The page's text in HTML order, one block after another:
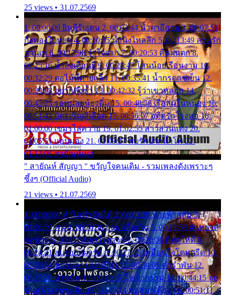
25 views • 31.07.2569
1. 00:00:00 ยินดีรับเดน 2. 00:03:44 น้ำตาอีสาน 3. 00:07:51
กิ่งทองใบหยก 4. 00:10:35 น้ำนิ่งไหลลึก 5. 00:13:49 ลานรัก
ลานเท 6. 00:17:06 จำใจจาก 7. 00:20:53 คืนฝนตก 8.
00:25:16 น้ำลงเดือนยี่ 9. 00:28:47 โสนน้อยเรือนงาม 10.
00:32:29 ตอไม้ที่ตายแล้ว 11. 00:35:41 น้ำกรดแช่เย็น 12.
00:39:08 อยากฟังซ้ำ 13. 00:42:32 รู้ว่าเขาหลอก 14.
00:45:25 รอหน่อยน้องติ๋ม 15. 00:48:56 เรือล่มในหนอง 16.
00:51:43 บัตรเชิญสีเลือด 17. 00:56:07 อดีตรักโรงทอ 18.
01:00:00 เขมรไล่ควาย 19. 01:02:55 สาวสวนแตง 20.
01:05:51 แอบมอง 21. 01:09:27 พบรักปากน้ำโพ 22.
01:13:06 สายัณห์เมา
" สายัณห์ สัญญา " ขวัญใจคนเดิม - รวมเพลงดังเพราะๆ
ซึ้งๆ (Official Audio)
21 views • 21.07.2569
1. 00:00:00 ทำไมทำฉันได้ 2. 00:03:20 นางฟ้าสลัม 3.
00:06:50 คน 4. 00:10:36 บุญเหลือเกิน 5. 00:13:58 ฝนหยาด
สุดท้าย 6. 00:17:30 ยาใจยาจก 7. 00:20:30 คิดดูให้ดี 8.
00:24:21 ลบรอยแผลรัก 9. 00:27:35 เหมือนใจโดนกรีด 10.
00:30:54 ขบวนการเปาเปียว 11. 00:34:05 คำรำพัน 12.
00:37:20 ปาหนัน 13. 00:40:37 ใจเจ้ากรรม 14. 00:44:15 จูบ
ฉันแล้วจงตายเสีย 15. 00:47:24 ขอสูมาเต๊อะ 16. 00:51:11